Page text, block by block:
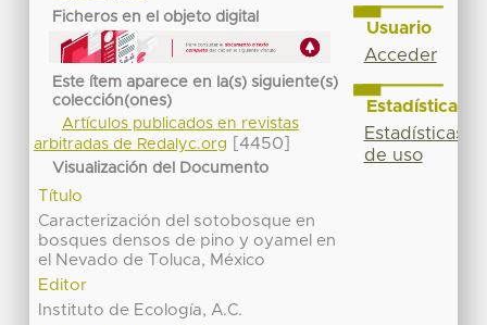
Ficheros en el objeto digital
Este ítem aparece en la(s) siguiente(s)
colección(ones)
Artículos publicados en revistas
arbitradas de Redalyc.org
[4450]
Visualización del Documento
Título
Caracterización del sotobosque en
bosques densos de pino y oyamel en
el Nevado de Toluca, México
Editor
Instituto de Ecología, A.C.
Usuario
Acceder
Estadísticas
Estadísticas
de uso